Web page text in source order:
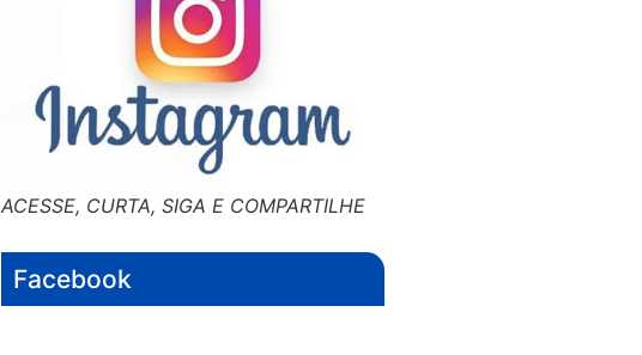
ACESSE, CURTA, SIGA E COMPARTILHE
Facebook